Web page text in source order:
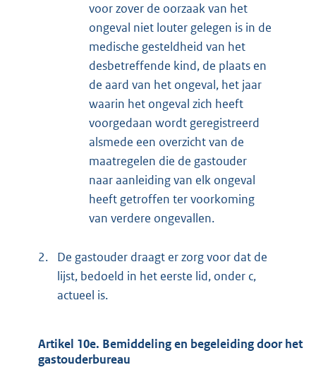
voor zover de oorzaak van het
ongeval niet louter gelegen is in de
medische gesteldheid van het
desbetreffende kind, de plaats en
de aard van het ongeval, het jaar
waarin het ongeval zich heeft
voorgedaan wordt geregistreerd
alsmede een overzicht van de
maatregelen die de gastouder
naar aanleiding van elk ongeval
heeft getroffen ter voorkoming
van verdere ongevallen.
2.
De gastouder draagt er zorg voor dat de
lijst, bedoeld in het eerste lid, onder c,
actueel is.
Artikel 10e. Bemiddeling en begeleiding door het
gastouderbureau